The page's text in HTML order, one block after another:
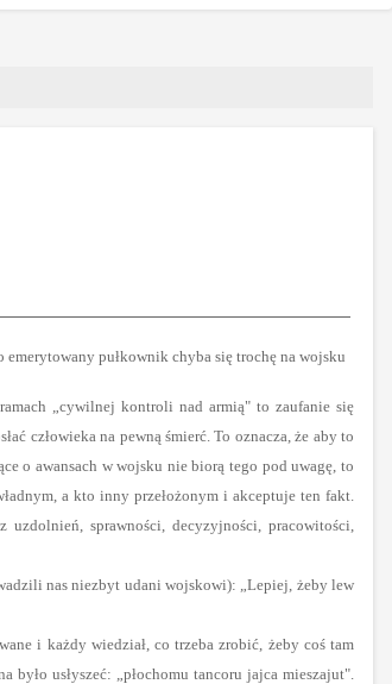
pułkownik chyba się trochę na wojsku
„cywilnej kontroli nad armią" to zaufanie się
człowieka na pewną śmierć. To oznacza, że aby to
o awansach w wojsku nie biorą tego pod uwagę, to
a kto inny przełożonym i akceptuje ten fakt.
sprawności, decyzyjności, pracowitości,
nas niezbyt udani wojskowi): „Lepiej, żeby lew
i każdy wiedział, co trzeba zrobić, żeby coś tam
usłyszeć: „płochomu tancoru jajca mieszajut".